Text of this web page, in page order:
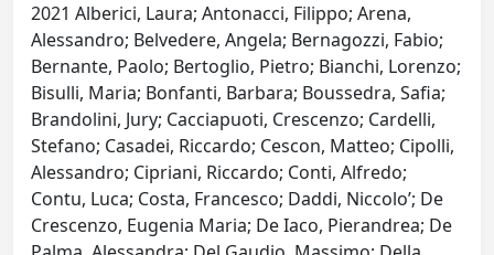
2021 Alberici, Laura; Antonacci, Filippo; Arena,
Alessandro; Belvedere, Angela; Bernagozzi, Fabio;
Bernante, Paolo; Bertoglio, Pietro; Bianchi, Lorenzo;
Bisulli, Maria; Bonfanti, Barbara; Boussedra, Safia;
Brandolini, Jury; Cacciapuoti, Crescenzo; Cardelli,
Stefano; Casadei, Riccardo; Cescon, Matteo; Cipolli,
Alessandro; Cipriani, Riccardo; Conti, Alfredo;
Contu, Luca; Costa, Francesco; Daddi, Niccolo’; De
Crescenzo, Eugenia Maria; De Iaco, Pierandrea; De